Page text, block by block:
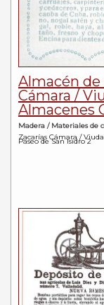
Almacén de
Cámara /
Almacenes
Madera / Materiales de
Zacarías Cámara /
Paseo de San Isidro 2